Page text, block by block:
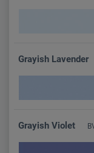
Grayish Lavender
Grayish Violet